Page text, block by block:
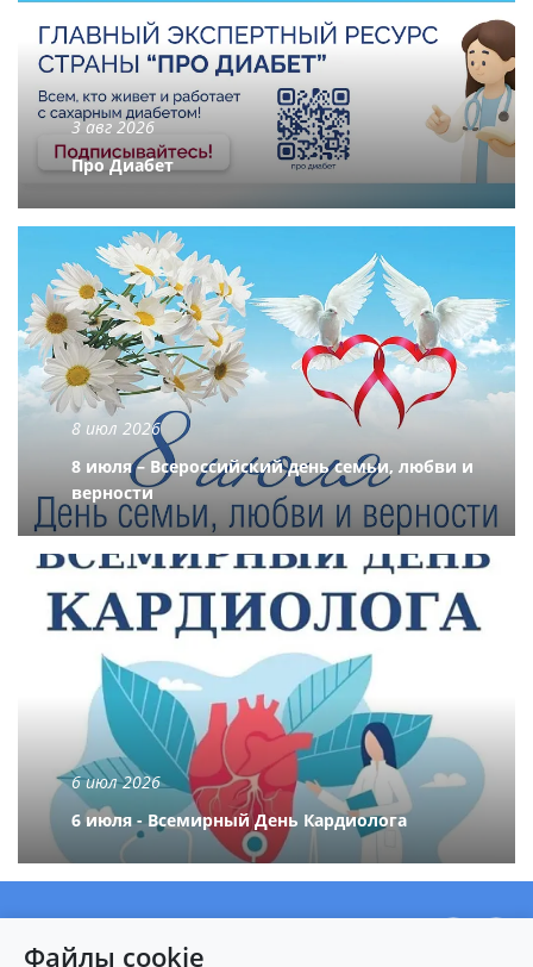
3 авг 2026
Про Диабет
8 июл 2026
8 июля – Всероссийский день семьи, любви и
верности
6 июл 2026
6 июля - Всемирный День Кардиолога
О центре
Файлы cookie